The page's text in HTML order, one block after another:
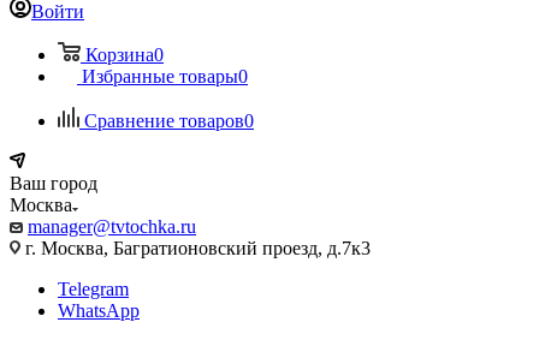
Войти
Корзина0
Избранные товары0
Сравнение товаров0
Ваш город
Москва
manager@tvtochka.ru
г. Москва, Багратионовский проезд, д.7к3
Telegram
WhatsApp